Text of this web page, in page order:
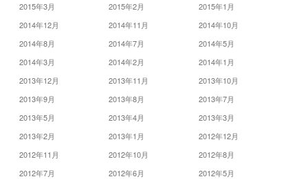
2015年3月
2015年2月
2015年1月
2014年12月
2014年11月
2014年10月
2014年8月
2014年7月
2014年5月
2014年3月
2014年2月
2014年1月
2013年12月
2013年11月
2013年10月
2013年9月
2013年8月
2013年7月
2013年5月
2013年4月
2013年3月
2013年2月
2013年1月
2012年12月
2012年11月
2012年10月
2012年8月
2012年7月
2012年6月
2012年5月